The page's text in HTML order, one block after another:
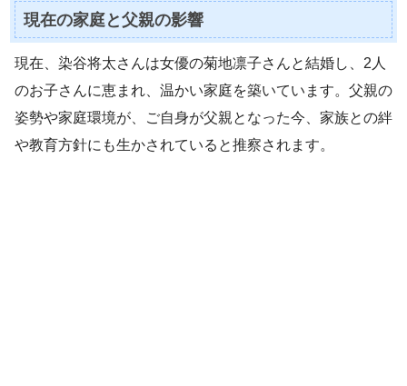
現在の家庭と父親の影響
現在、染谷将太さんは女優の菊地凛子さんと結婚し、2人
のお子さんに恵まれ、温かい家庭を築いています。父親の
姿勢や家庭環境が、ご自身が父親となった今、家族との絆
や教育方針にも生かされていると推察されます。